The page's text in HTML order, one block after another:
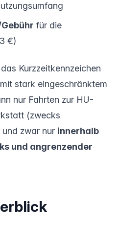
für die
€)
Kurzzeitkennzeichen
stark eingeschränktem
nur Fahrten zur HU-
(zwecks
zwar nur innerhalb
und angrenzender